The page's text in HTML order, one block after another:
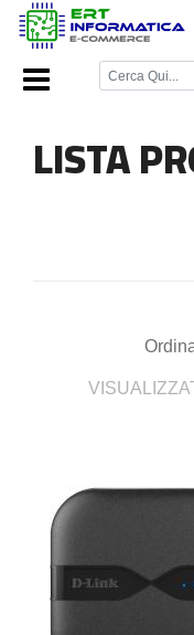
Home Page/
LISTA